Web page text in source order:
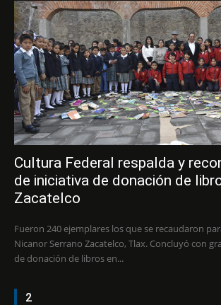
Cultura Federal respalda y
de iniciativa de donación de
Zacatelco
Fueron 240 ejemplares los que se recaudaron
Nicanor Serrano Zacatelco, Tlax. Concluyó con gran éxito la campaña
de donación de libros en...
2